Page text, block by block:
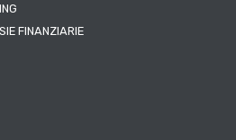
FINANZIARIE